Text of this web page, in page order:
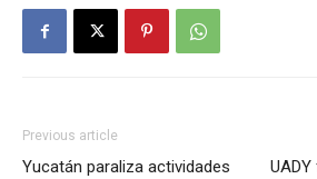
Previous article
Yucatán paraliza actividades